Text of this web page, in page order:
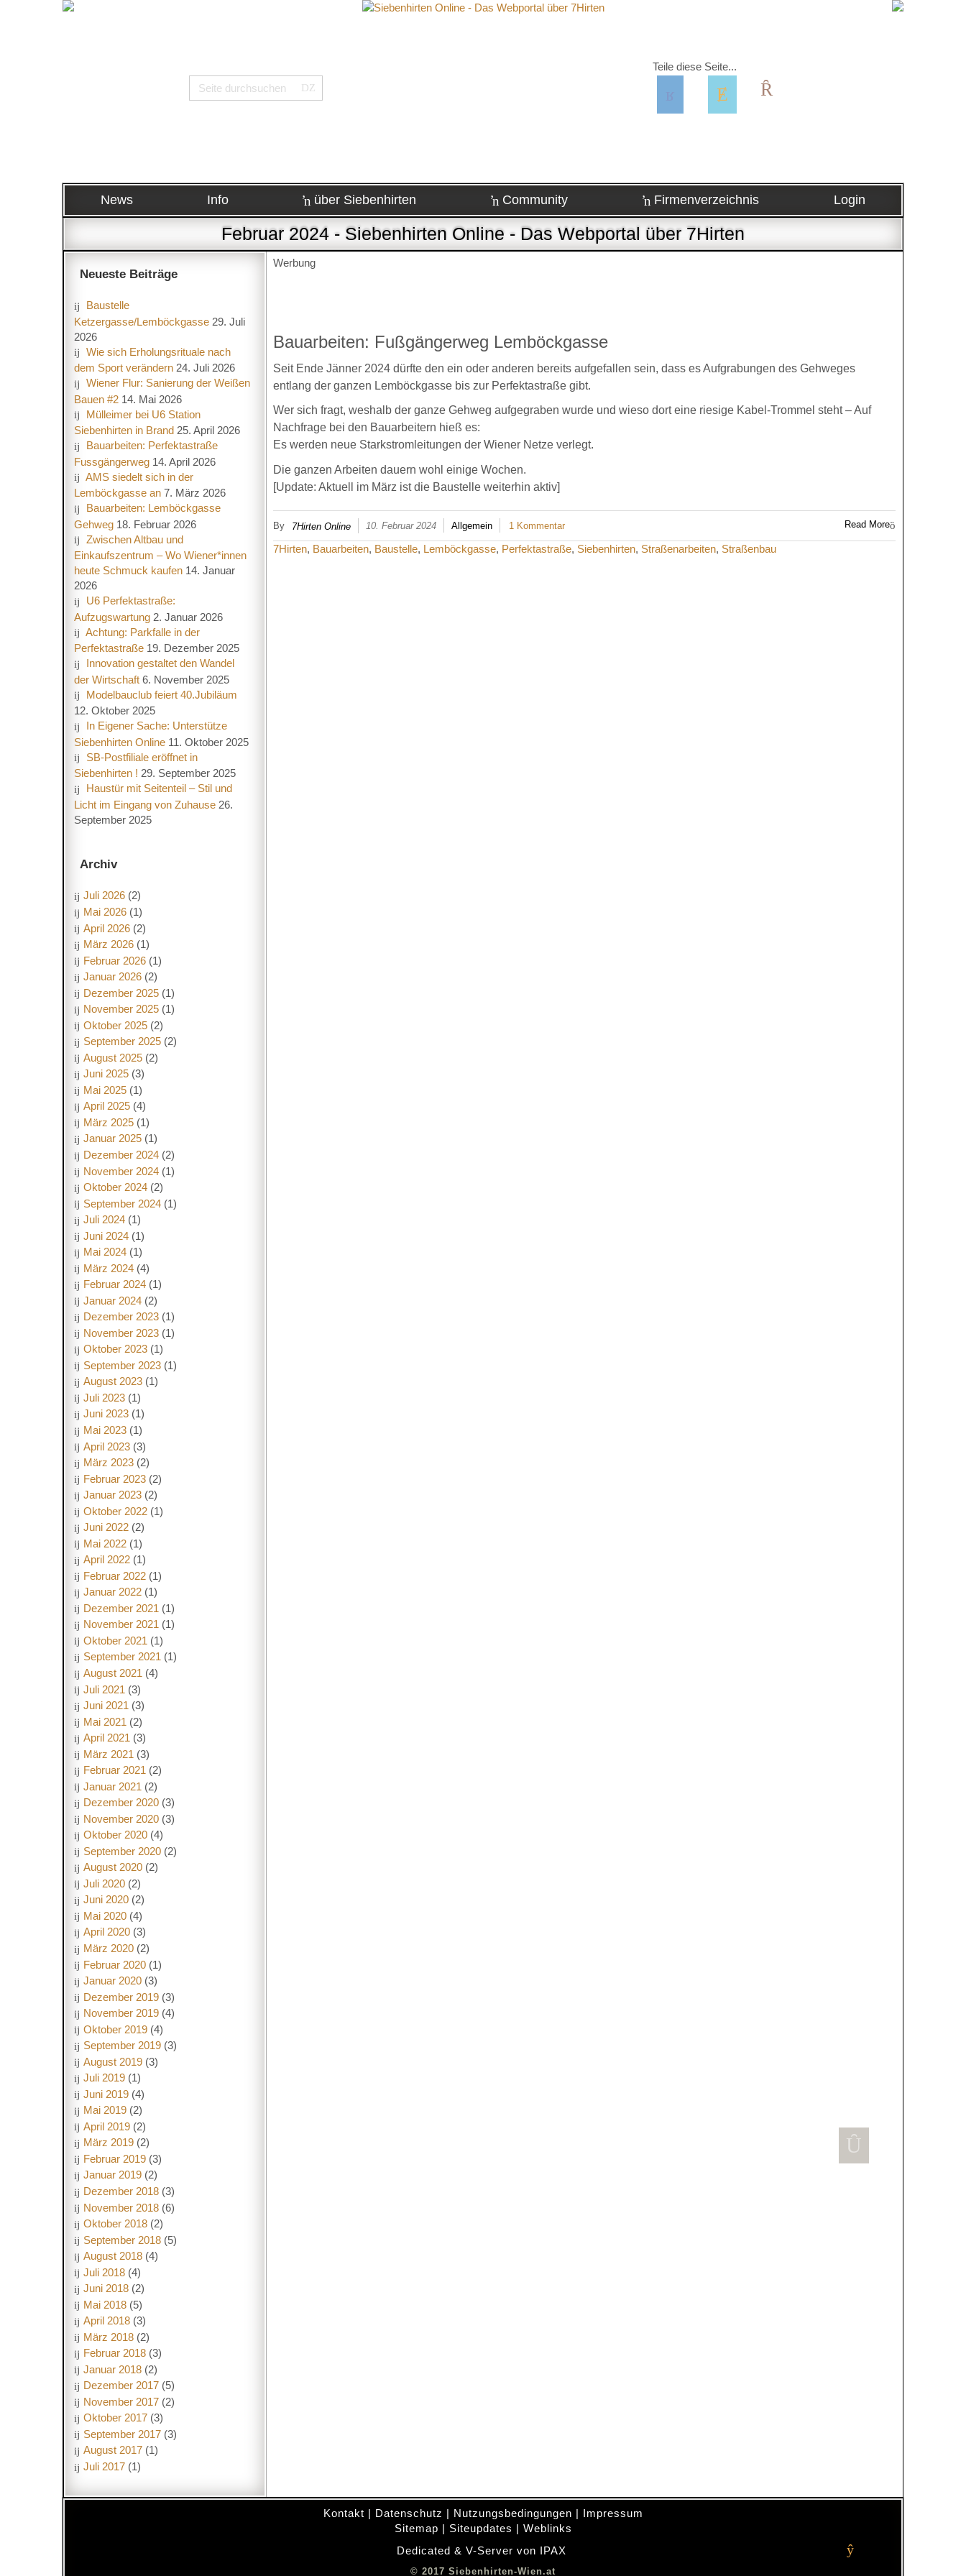
News Info über Siebenhirten Community Firmenverzeichnis Login
Februar 2024 - Siebenhirten Online - Das Webportal über 7Hirten
Teile diese Seite...
Neueste Beiträge
Baustelle
Ketzergasse/Lemböckgasse 29. Juli
2026
Wie sich Erholungsrituale nach
dem Sport verändern 24. Juli 2026
Wiener Flur: Sanierung der Weißen
Bauen #2 14. Mai 2026
Mülleimer bei U6 Station
Siebenhirten in Brand 25. April 2026
Bauarbeiten: Perfektastraße
Fussgängerweg 14. April 2026
AMS siedelt sich in der
Lemböckgasse an 7. März 2026
Bauarbeiten: Lemböckgasse
Gehweg 18. Februar 2026
Zwischen Altbau und
Einkaufszentrum – Wo Wiener*innen
heute Schmuck kaufen 14. Januar
2026
U6 Perfektastraße:
Aufzugswartung 2. Januar 2026
Achtung: Parkfalle in der
Perfektastraße 19. Dezember 2025
Innovation gestaltet den Wandel
der Wirtschaft 6. November 2025
Modelbauclub feiert 40.Jubiläum
12. Oktober 2025
In Eigener Sache: Unterstütze
Siebenhirten Online 11. Oktober 2025
SB-Postfiliale eröffnet in
Siebenhirten ! 29. September 2025
Haustür mit Seitenteil – Stil und
Licht im Eingang von Zuhause 26.
September 2025
Archiv
Juli 2026 (2)
Mai 2026 (1)
April 2026 (2)
März 2026 (1)
Februar 2026 (1)
Januar 2026 (2)
Dezember 2025 (1)
November 2025 (1)
Oktober 2025 (2)
September 2025 (2)
August 2025 (2)
Juni 2025 (3)
Mai 2025 (1)
April 2025 (4)
März 2025 (1)
Januar 2025 (1)
Dezember 2024 (2)
November 2024 (1)
Oktober 2024 (2)
September 2024 (1)
Juli 2024 (1)
Juni 2024 (1)
Mai 2024 (1)
März 2024 (4)
Februar 2024 (1)
Januar 2024 (2)
Dezember 2023 (1)
November 2023 (1)
Oktober 2023 (1)
September 2023 (1)
August 2023 (1)
Juli 2023 (1)
Juni 2023 (1)
Mai 2023 (1)
April 2023 (3)
März 2023 (2)
Februar 2023 (2)
Januar 2023 (2)
Oktober 2022 (1)
Juni 2022 (2)
Mai 2022 (1)
April 2022 (1)
Februar 2022 (1)
Januar 2022 (1)
Dezember 2021 (1)
November 2021 (1)
Oktober 2021 (1)
September 2021 (1)
August 2021 (4)
Juli 2021 (3)
Juni 2021 (3)
Mai 2021 (2)
April 2021 (3)
März 2021 (3)
Februar 2021 (2)
Januar 2021 (2)
Dezember 2020 (3)
November 2020 (3)
Oktober 2020 (4)
September 2020 (2)
August 2020 (2)
Juli 2020 (2)
Juni 2020 (2)
Mai 2020 (4)
April 2020 (3)
März 2020 (2)
Februar 2020 (1)
Januar 2020 (3)
Dezember 2019 (3)
November 2019 (4)
Oktober 2019 (4)
September 2019 (3)
August 2019 (3)
Juli 2019 (1)
Juni 2019 (4)
Mai 2019 (2)
April 2019 (2)
März 2019 (2)
Februar 2019 (3)
Januar 2019 (2)
Dezember 2018 (3)
November 2018 (6)
Oktober 2018 (2)
September 2018 (5)
August 2018 (4)
Juli 2018 (4)
Juni 2018 (2)
Mai 2018 (5)
April 2018 (3)
März 2018 (2)
Februar 2018 (3)
Januar 2018 (2)
Dezember 2017 (5)
November 2017 (2)
Oktober 2017 (3)
September 2017 (3)
August 2017 (1)
Juli 2017 (1)
Werbung
Bauarbeiten: Fußgängerweg Lemböckgasse
Seit Ende Jänner 2024 dürfte den ein oder anderen bereits aufgefallen sein, dass es Aufgrabungen des Gehweges
entlang der ganzen Lemböckgasse bis zur Perfektastraße gibt.
Wer sich fragt, weshalb der ganze Gehweg aufgegraben wurde und wieso dort eine riesige Kabel-Trommel steht – Auf
Nachfrage bei den Bauarbeitern hieß es:
Es werden neue Starkstromleitungen der Wiener Netze verlegt.
Die ganzen Arbeiten dauern wohl einige Wochen.
[Update: Aktuell im März ist die Baustelle weiterhin aktiv]
By 7Hirten Online 10. Februar 2024 Allgemein Read More
1 Kommentar
7Hirten, Bauarbeiten, Baustelle, Lemböckgasse, Perfektastraße, Siebenhirten, Straßenarbeiten, Straßenbau
Kontakt | Datenschutz | Nutzungsbedingungen | Impressum
Sitemap | Siteupdates | Weblinks
Dedicated & V-Server von IPAX
© 2017 Siebenhirten-Wien.at